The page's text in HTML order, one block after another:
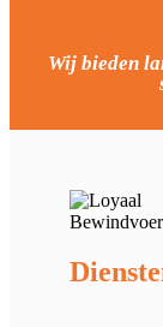
Wij bieden